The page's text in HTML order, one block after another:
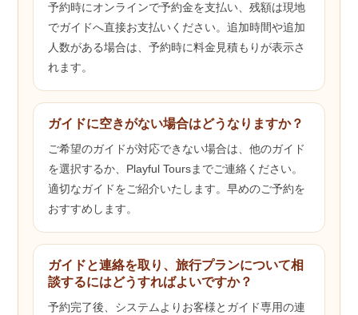
予約時にオンラインで予約金を支払い、残額は現地
でガイドへ直接お支払いください。追加時間や追加
人数がある場合は、予約時に料金見積もりが表示さ
れます。
ガイドに空きがない場合はどうなりますか？
ご希望のガイドが対応できない場合は、他のガイド
を選択するか、Playful Toursまでご連絡ください。
適切なガイドをご紹介いたします。早めのご予約を
おすすめします。
ガイドと連絡を取り、旅行プランについて相
談するにはどうすればよいですか？
予約完了後、システムよりお客様とガイド専用の連